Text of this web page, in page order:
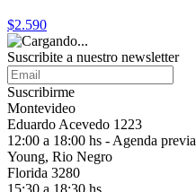
$2.590
Suscribite a nuestro newsletter
Suscribirme
Montevideo
Eduardo Acevedo 1223
12:00 a 18:00 hs - Agenda previa
Young, Rio Negro
Florida 3280
15:30 a 18:30 hs